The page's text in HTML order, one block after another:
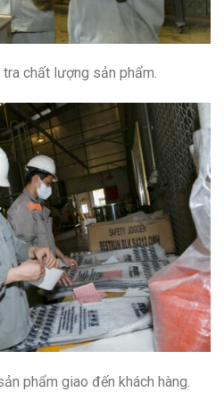
chất lượng sản phẩm.
phẩm giao đến khách hàng.